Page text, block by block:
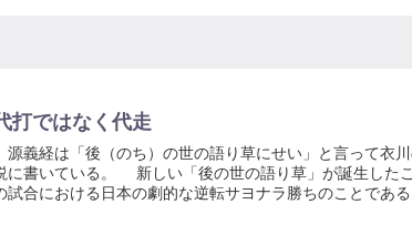
打ではなく代走
源義経は「後（のち）の世の語り草にせい」と言って衣
に書いている。 新しい「後の世の語り草」が誕生した
試合における日本の劇的な逆転サヨナラ勝ちのことである